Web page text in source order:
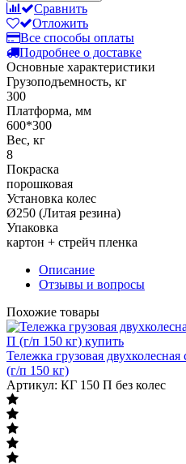
Сравнить
Отложить
Все способы оплаты
Подробнее о доставке
Основные характеристики
Грузоподъемность, кг
300
Платформа, мм
600*300
Вес, кг
8
Покраска
порошковая
Установка колес
Ø250 (Литая резина)
Упаковка
картон + стрейч пленка
Описание
Отзывы и вопросы
Похожие товары
Тележка грузовая
(г/п 150 кг)
Артикул: КГ 150 П без колес